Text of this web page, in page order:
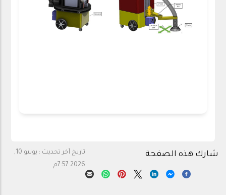
تاريخ آخر تحديث :
يونيو 10,
2026 7:57م
شارك هذه الصفحة